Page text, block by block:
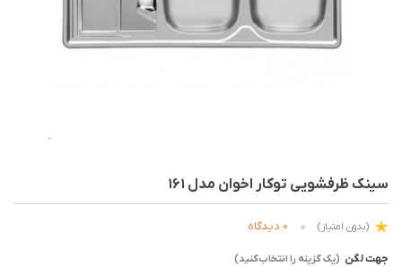
سینک ظرفشویی توکار اخوان مدل 161
(بدون امتیاز) 0 دیدگاه
جهت لگن